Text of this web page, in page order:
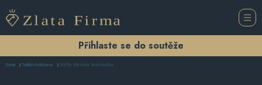
Přihlaste se do soutěže
Domů Truhlářství Rotava HilFe Dřevěné konstrukce